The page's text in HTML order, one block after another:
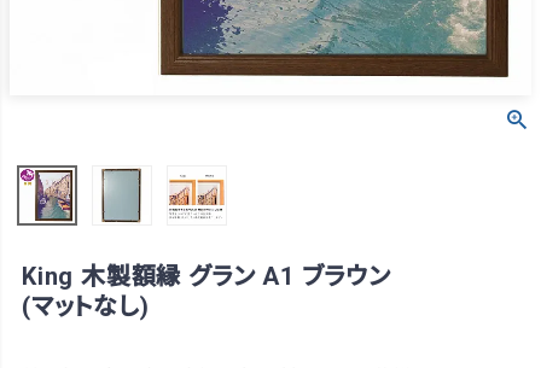
King 木製額縁 グラン A1 ブラウン
(マットなし)